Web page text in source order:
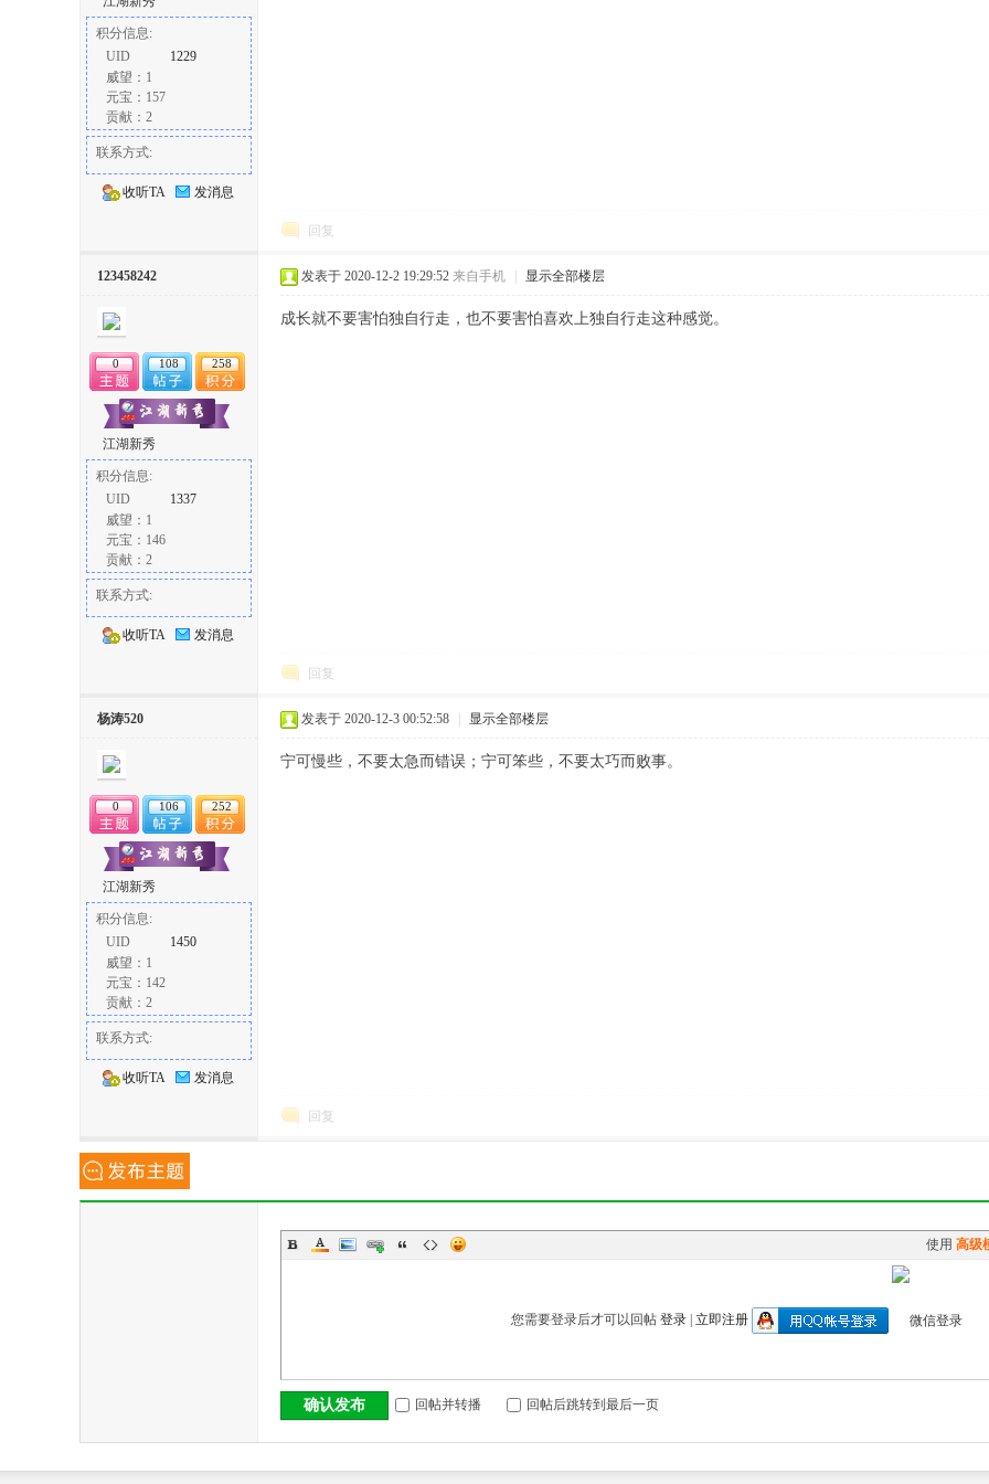
积分信息:
UID
1229
威望：1
元宝：157
贡献：2
联系方式:
收听TA 发消息
回复
123458242
0 108 258
江湖新秀
积分信息:
UID
1337
威望：1
元宝：146
贡献：2
联系方式:
收听TA 发消息
发表于 2020-12-2 19:29:52 来自手机 显示全部楼层
成长就不要害怕独自行走，也不要害怕喜欢上独自行走这种感觉。
回复
杨涛520
0 106 252
江湖新秀
积分信息:
UID
1450
威望：1
元宝：142
贡献：2
联系方式:
收听TA 发消息
发表于 2020-12-3 00:52:58 显示全部楼层
宁可慢些，不要太急而错误；宁可笨些，不要太巧而败事。
回复
使用 高级
您需要登录后才可以回帖 登录 立即注册
确认发布 回帖并转播 回帖后跳转到最后一页